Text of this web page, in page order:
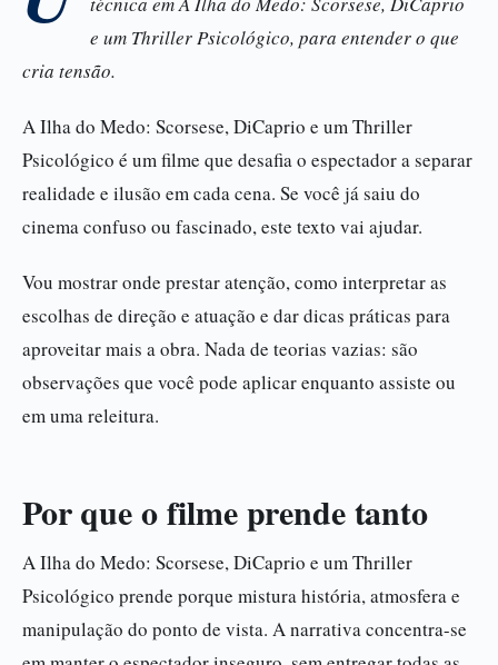
e um Thriller Psicológico, para entender o que
cria tensão.
A Ilha do Medo: Scorsese, DiCaprio e um Thriller
Psicológico é um filme que desafia o espectador a separar
realidade e ilusão em cada cena. Se você já saiu do
cinema confuso ou fascinado, este texto vai ajudar.
Vou mostrar onde prestar atenção, como interpretar as
escolhas de direção e atuação e dar dicas práticas para
aproveitar mais a obra. Nada de teorias vazias: são
observações que você pode aplicar enquanto assiste ou
em uma releitura.
Por que o filme prende tanto
A Ilha do Medo: Scorsese, DiCaprio e um Thriller
Psicológico prende porque mistura história, atmosfera e
manipulação do ponto de vista. A narrativa concentra-se